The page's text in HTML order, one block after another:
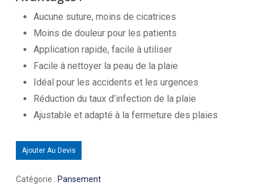
Aucune suture, moins de cicatrices
Moins de douleur pour les patients
Application rapide, facile à utiliser
Facile à nettoyer la peau de la plaie
Idéal pour les accidents et les urgences
Réduction du taux d’infection de la plaie
Ajustable et adapté à la fermeture des plaies
Ajouter Au Devis
Catégorie : Pansement